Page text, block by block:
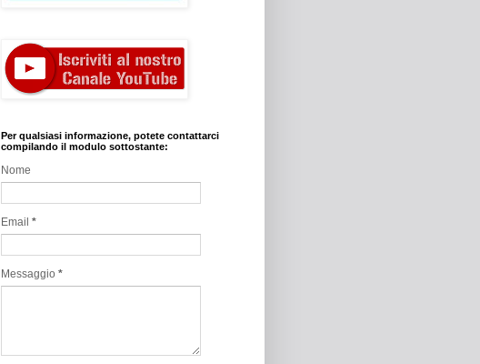
Per qualsiasi informazione, potete contattarci
compilando il modulo sottostante:
Nome
Email *
Messaggio *